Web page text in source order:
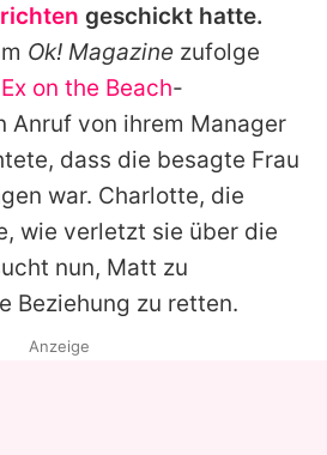
geschickt hatte.
Ok! Magazine zufolge
Ex on the Beach-
Anruf von ihrem Manager
dass die besagte Frau
war. Charlotte, die
wie verletzt sie über die
nun, Matt zu
Beziehung zu retten.
Anzeige